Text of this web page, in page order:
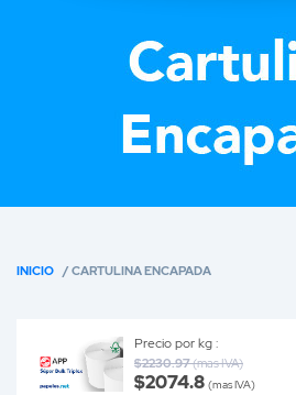
INICIO / CARTULINA ENCAPADA
Precio por kg :
$2230.97(mas IVA)
$2074.8 (mas IVA)